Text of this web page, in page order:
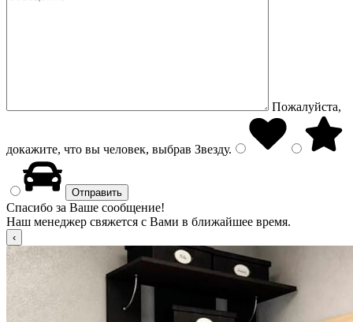
Пожалуйста,
докажите, что вы человек, выбрав Звезду.
Спасибо за Ваше сообщение!
Наш менеджер свяжется с Вами в ближайшее время.